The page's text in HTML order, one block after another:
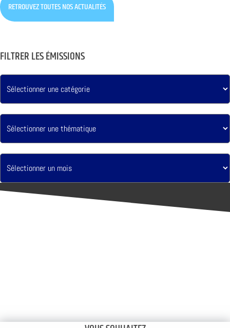
RETROUVEZ TOUTES NOS ACTUALITÉS
FILTRER LES ÉMISSIONS